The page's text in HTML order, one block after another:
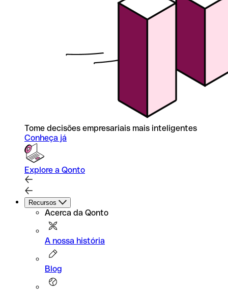
Tome decisões empresariais mais inteligentes
Conheça já
Explore a Qonto
Recursos
Acerca da Qonto
A nossa história
Blog